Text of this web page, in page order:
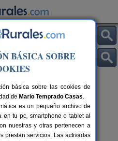
de La Almarcha
BÁSICA SOBRE
básica sobre las cookies de
de Mario Temprado Casas.
es un pequeño archivo de
en tu pc, smartphone o tablet al
nuestras y otras pertenecen a
prestan servicios. Las activadas